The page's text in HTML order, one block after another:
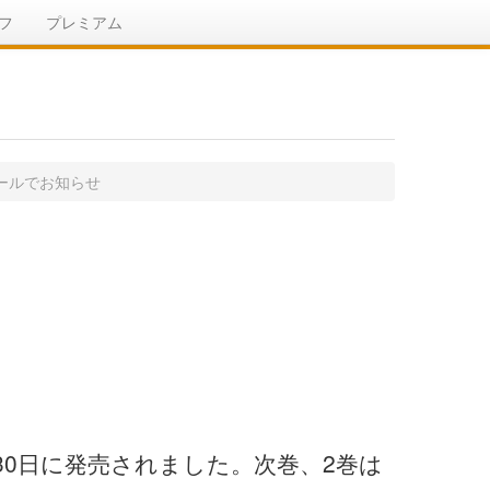
プレミアム
ルでお知らせ
に発売されました。次巻、2巻は